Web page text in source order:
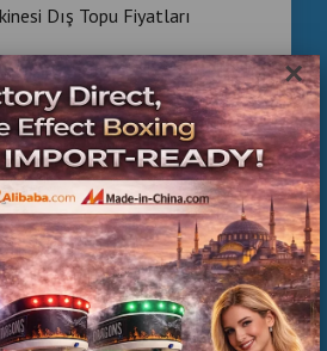
×
Dış Topu Fiyatları